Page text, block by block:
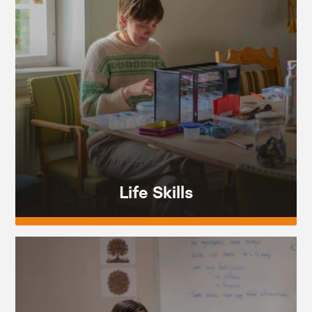
Life Skills